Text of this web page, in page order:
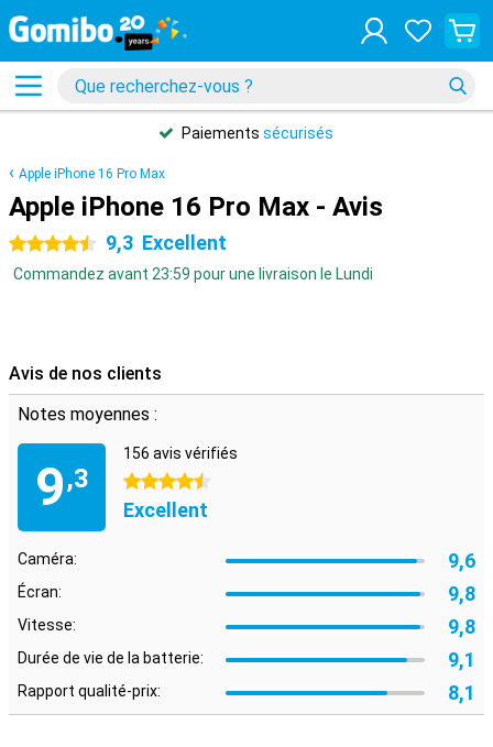
Paiements sécurisés
Apple iPhone 16 Pro Max
Apple iPhone 16 Pro Max - Avis
4.5 étoiles 9,3 Excellent
Commandez avant 23:59 pour une livraison le Lundi
Avis de nos clients
Notes moyennes :
9,3
156 avis vérifiés
4.5 étoiles
Excellent
Caméra: 9,6
Écran: 9,8
Vitesse: 9,8
Durée de vie de la batterie: 9,1
Rapport qualité-prix: 8,1